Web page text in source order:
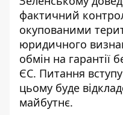
фактичний
окупованими
юридичного
обмін на гарантії
ЄС. Питання
цьому буде
майбутнє.